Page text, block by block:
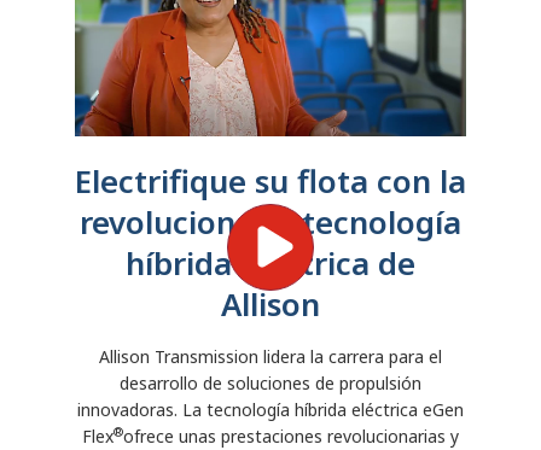
Electrifique su flota con la
revolucionaria tecnología
híbrida eléctrica de
Allison
Allison Transmission lidera la carrera para el
desarrollo de soluciones de propulsión
innovadoras. La tecnología híbrida eléctrica eGen
Flex®ofrece unas prestaciones revolucionarias y